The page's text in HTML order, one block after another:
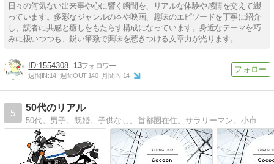
日々の何気ない出来事や心に響く瞬間を、リアルな体験や感情を交えて綴
っています。多彩なジャンルの本や映画、趣味のエピソードを丁寧に紹介
し、読者に共感と癒しをもたらす構成になっています。身近なテーマを巧
みに扱いつつも、鋭い筆致で興味を惹きつける文章力が光ります。
1554308 13
週間IN:14 週間OUT:140 月間IN:14
5
50代のリアル
50代。男子。既婚。子供なし。首都圏在住。サラリーマン。小市民50代男子のリアルな日常